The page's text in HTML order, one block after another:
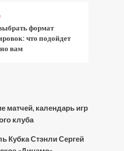
формат
что подойдет
вам
матчей, календарь игр
клуба
Кубка Стэнли Сергей